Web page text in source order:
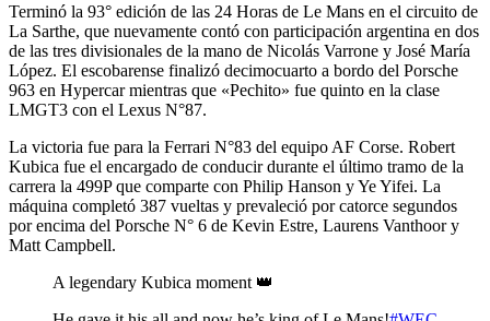
Terminó la 93° edición de las 24 Horas de Le Mans en el circuito de
La Sarthe, que nuevamente contó con participación argentina en dos
de las tres divisionales de la mano de Nicolás Varrone y José María
López. El escobarense finalizó decimocuarto a bordo del Porsche
963 en Hypercar mientras que «Pechito» fue quinto en la clase
LMGT3 con el Lexus N°87.
La victoria fue para la Ferrari N°83 del equipo AF Corse. Robert
Kubica fue el encargado de conducir durante el último tramo de la
carrera la 499P que comparte con Philip Hanson y Ye Yifei. La
máquina completó 387 vueltas y prevaleció por catorce segundos
por encima del Porsche N° 6 de Kevin Estre, Laurens Vanthoor y
Matt Campbell.
A legendary Kubica moment 👑